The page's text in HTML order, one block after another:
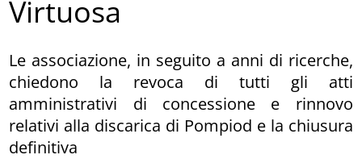
Virtuosa
Le associazione, in seguito a anni di ricerche,
chiedono la revoca di tutti gli atti
amministrativi di concessione e rinnovo
relativi alla discarica di Pompiod e la chiusura
definitiva